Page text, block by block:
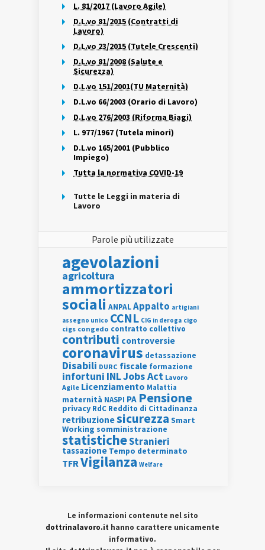
L. 81/2017 (Lavoro Agile)
D.L.vo 81/2015 (Contratti di
Lavoro)
D.L.vo 23/2015 (Tutele Crescenti)
D.L.vo 81/2008 (Salute e
Sicurezza)
D.L.vo 151/2001(TU Maternità)
D.L.vo 66/2003 (Orario di Lavoro)
D.L.vo 276/2003 (Riforma Biagi)
L. 977/1967 (Tutela minori)
D.L.vo 165/2001 (Pubblico
Impiego)
Tutta la normativa COVID-19
Tutte le Leggi in materia di
Lavoro
Parole più utilizzate
agevolazioni
agricoltura
ammortizzatori
sociali ANPALAppalto artigiani
assegno unico CCNL CIG in deroga cigo
cigs congedo contratto collettivo
contributi controversie
coronavirus detassazione
Disabili DURC fiscale formazione
infortuni INLJobs Act Lavoro
Agile Licenziamento Malattia
maternità NASPI PA Pensione
privacy RdC Reddito di Cittadinanza
retribuzionesicurezza Smart
Working somministrazione
statisticheStranieri
tassazione Tempo determinato
TFRVigilanza Welfare
Le informazioni contenute nel sito
dottrinalavoro.it hanno carattere unicamente
informativo.